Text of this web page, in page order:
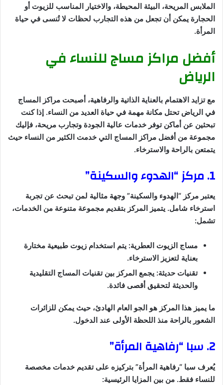
الملابس المريحة، البيئة المحيطة، والاختيار المناسب للزيوت أو
الحجارة يمكن أن تجعل من هذه التجارب لحظات لا تُنسى في حياة
المرأة.
أفضل مراكز مساج للنساء في
الرياض
مع تزايد الاهتمام بالعناية الذاتية والرفاهية، أصبحت مراكز المساج
في الرياض تحتل مكانة مهمة في حياة العديد من النساء. إذا كنت
تبحثين عن أماكن توفر خدمات عالية الجودة وتجارب مريحة، فإليك
مجموعة من أفضل مراكز المساج التي خدمت الكثير من النساء حيث
يتمتعن بالراحة والاسترخاء.
1. مركز “الهدوء والسكينة”
يعتبر مركز “الهدوء والسكينة” وجهة مثالية لمن تبحث عن تجربة
استرخاء شامل. يتميز المركز بتقديم مجموعة متنوعة من الخدمات،
تشمل:
مساج الزيوت العطرية: يتم استخدام زيوت طبيعية مختارة
بعناية لتعزيز الاسترخاء.
تقنيات حديثة: يجمع المركز بين تقنيات المساج التقليدية
والحديثة لتحقيق أقصى فائدة.
ما يميز هذا المركز هو الجو العام الهادئ، حيث يمكن للزائرات
الشعور بالراحة منذ اللحظة الأولى عند الدخول.
2. سبا “رفاهية المرأة”
يُعرف سبا “رفاهية المرأة” بتركيزه على تقديم خدمات مخصصة
للنساء فقط. من بين المزايا الرئيسية: